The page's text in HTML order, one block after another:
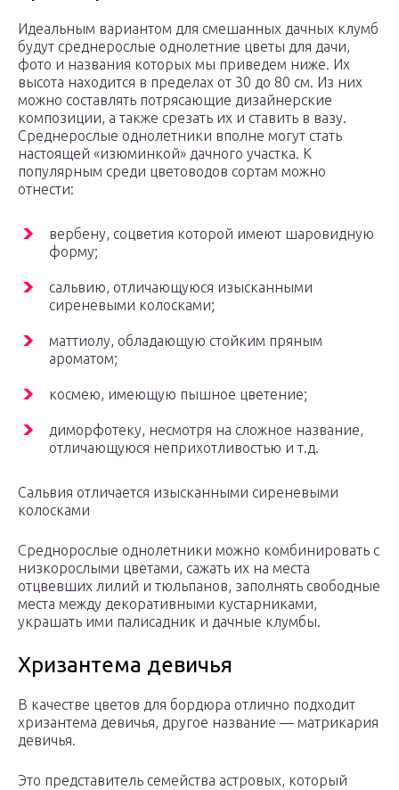
Идеальным вариантом для смешанных дачных клумб
будут среднерослые однолетние цветы для дачи,
фото и названия которых мы приведем ниже. Их
высота находится в пределах от 30 до 80 см. Из них
можно составлять потрясающие дизайнерские
композиции, а также срезать их и ставить в вазу.
Среднерослые однолетники вполне могут стать
настоящей «изюминкой» дачного участка. К
популярным среди цветоводов сортам можно
отнести:
вербену, соцветия которой имеют шаровидную
форму;
сальвию, отличающуюся изысканными
сиреневыми колосками;
маттиолу, обладающую стойким пряным
ароматом;
космею, имеющую пышное цветение;
диморфотеку, несмотря на сложное название,
отличающуюся неприхотливостью и т.д.
Сальвия отличается изысканными сиреневыми
колосками
Среднорослые однолетники можно комбинировать с
низкорослыми цветами, сажать их на места
отцвевших лилий и тюльпанов, заполнять свободные
места между декоративными кустарниками,
украшать ими палисадник и дачные клумбы.
Хризантема девичья
В качестве цветов для бордюра отлично подходит
хризантема девичья, другое название — матрикария
девичья.
Это представитель семейства астровых, который